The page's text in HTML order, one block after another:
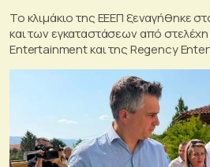
Το κλιμάκιο της ΕΕΕΠ ξεναγήθηκε
και των εγκαταστάσεων από
Entertainment και της Regency